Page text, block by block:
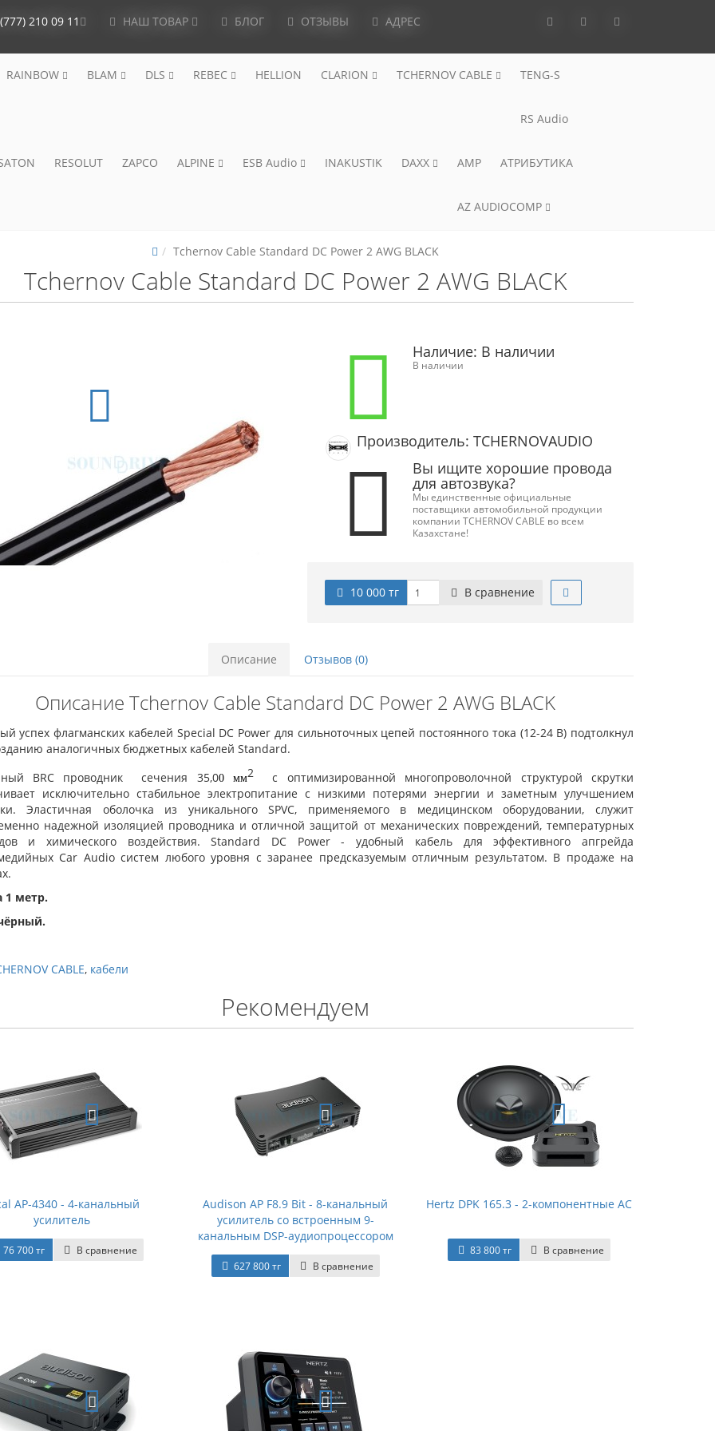
210 09 11 НАШ ТОВАР БЛОГ ОТЗЫВЫ АДРЕС
RAINBOW BLAM DLS REBEC HELLION CLARION TCHERNOV CABLE TENG-S
RS Audio
RESOLUT ZAPCO ALPINE ESB Audio INAKUSTIK DAXX AMP АТРИБУТИКА
AZ AUDIOCOMP
Tchernov Cable Standard DC Power 2 AWG BLACK
Tchernov Cable Standard DC Power 2 AWG BLACK
Наличие: В наличии
В наличии
Производитель: TCHERNOVAUDIO
Вы ищите хорошие провода
для автозвука?
Мы единственные официальные
поставщики автомобильной продукции
компании TCHERNOV CABLE во всем
Казахстане!
10 000 тг В сравнение
Описание Отзывов (0)
Описание Tchernov Cable Standard DC Power 2 AWG BLACK
успех флагманских кабелей Special DC Power для сильноточных цепей постоянного тока (12-24 В) подтолкнул
аналогичных бюджетных кабелей Standard.
BRC проводник сечения 35,00 мм2 с оптимизированной многопроволочной структурой скрутки
исключительно стабильное электропитание с низкими потерями энергии и заметным улучшением
Эластичная оболочка из уникального SPVC, применяемого в медицинском оборудовании, служит
надежной изоляцией проводника и отличной защитой от механических повреждений, температурных
и химического воздействия. Standard DC Power - удобный кабель для эффективного апгрейда
Car Audio систем любого уровня с заранее предсказуемым отличным результатом. В продаже на
1 метр.
CABLE, кабели
Рекомендуем
AP-4340 - 4-канальный
усилитель
76 700 тг В сравнение
Audison AP F8.9 Bit - 8-канальный
усилитель со встроенным 9-
канальным DSP-аудиопроцессором
627 800 тг В сравнение
Hertz DPK 165.3 - 2-компонентные АС
83 800 тг В сравнение